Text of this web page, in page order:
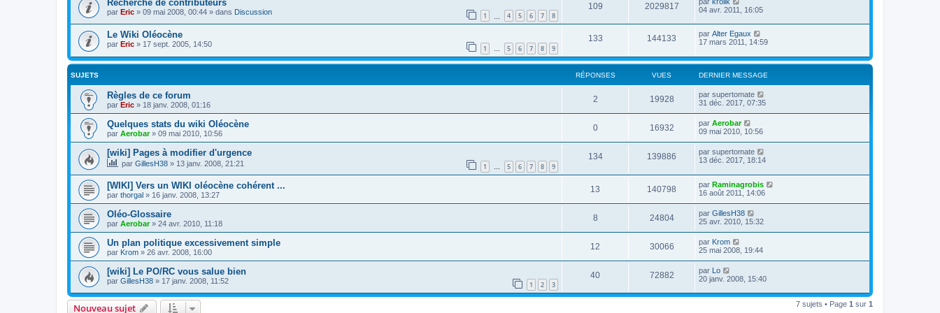
Recherche de contributeurs
par Eric » 09 mai 2008, 00:44 » dans Discussion 1 4 5 6 7 8
109 2029817
04 avr. 2011, 16:05
Le Wiki Oléocène
par Eric » 17 sept. 2005, 14:50 1 … 5 6 7 8 9
133 144133 par Alter Egaux
17 mars 2011, 14:59
SUJETS RÉPONSES VUES DERNIER MESSAGE
Règles de ce forum
par Eric » 18 janv. 2008, 01:16
2 19928 par supertomate
31 déc. 2017, 07:35
Quelques stats du wiki Oléocène
par Aerobar» 09 mai 2010, 10:56
0 16932 par Aerobar
09 mai 2010, 10:56
[wiki] Pages à modifier d'urgence
par GillesH38 » 13 janv. 2008, 21:21 1 … 5 6 7 8 9
134 139886 par supertomate
13 déc. 2017, 18:14
[WIKI] Vers un WIKI oléocène cohérent ...
par thorgal » 16 janv. 2008, 13:27
13 140798 par Raminagrobis
16 août 2011, 14:06
Oléo-Glossaire
par Aerobar» 24 avr. 2010, 11:18
8 24804 par GillesH38
25 avr. 2010, 15:32
Un plan politique excessivement simple
par Krom » 26 avr. 2008, 16:00
12 30066 par Krom
25 mai 2008, 19:44
[wiki] Le PO/RC vous salue bien
par GillesH38 » 17 janv. 2008, 11:52 1 2 3
40 72882 par Lo
20 janv. 2008, 15:40
Nouveau sujet 7 sujets • Page 1 sur 1